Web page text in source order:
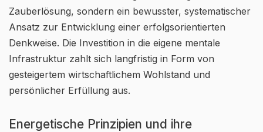
Zauberlösung, sondern ein bewusster, systematischer
Ansatz zur Entwicklung einer erfolgsorientierten
Denkweise. Die Investition in die eigene mentale
Infrastruktur zahlt sich langfristig in Form von
gesteigertem wirtschaftlichem Wohlstand und
persönlicher Erfüllung aus.
Energetische Prinzipien und ihre